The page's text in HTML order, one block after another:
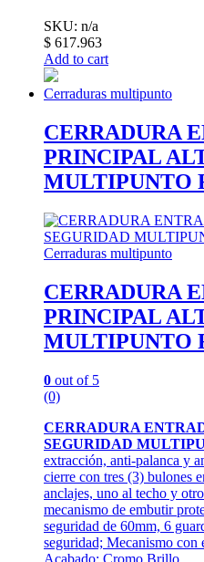
SKU: n/a
$ 617.963
Add to cart
Cerraduras multipunto
CERRADURA
PRINCIPAL
MULTIPUNTO
Cerraduras multipunto
CERRADURA
PRINCIPAL
MULTIPUNTO
0 out of 5
(0)
CERRADURA
SEGURIDAD
extracción, anti-palanca y
cierre con tres (3) bulones
anclajes, uno al techo y
mecanismo de embutir
seguridad de 60mm, 6
seguridad; Mecanismo con
Acabado: Cromo Brillo.